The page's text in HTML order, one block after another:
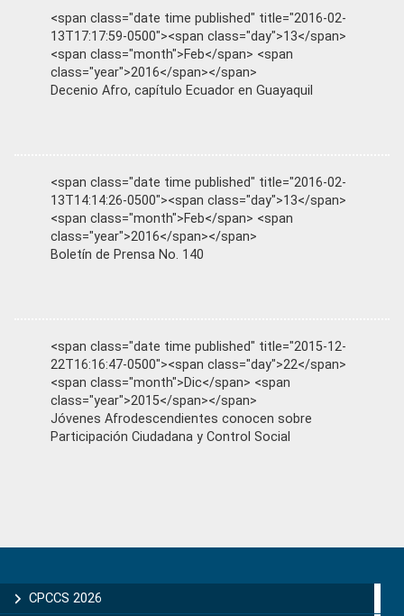
<span class="date time published" title="2016-02-
13T17:17:59-0500"><span class="day">13</span>
<span class="month">Feb</span> <span
class="year">2016</span></span>
Decenio Afro, capítulo Ecuador en Guayaquil
<span class="date time published" title="2016-02-
13T14:14:26-0500"><span class="day">13</span>
<span class="month">Feb</span> <span
class="year">2016</span></span>
Boletín de Prensa No. 140
<span class="date time published" title="2015-12-
22T16:16:47-0500"><span class="day">22</span>
<span class="month">Dic</span> <span
class="year">2015</span></span>
Jóvenes Afrodescendientes conocen sobre
Participación Ciudadana y Control Social
Sidebar
CPCCS 2026